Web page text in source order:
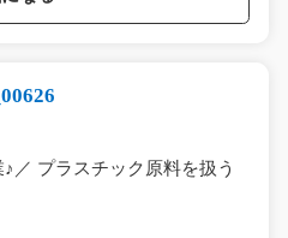
／ プラスチック原料を扱う